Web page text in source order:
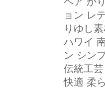
ョン レ
りゆし
ハワイ
ン シン
伝統工
快適 柔